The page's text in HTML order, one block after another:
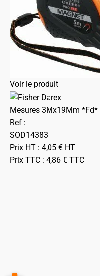
Voir le produit
Mesures 3Mx19Mm *Fd*
Ref :
SOD14383
Prix HT : 4,05 € HT
Prix TTC : 4,86 € TTC